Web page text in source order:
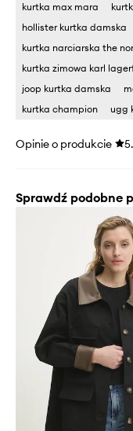
kurtka max mara
hollister kurtka damska
kurtka narciarska the
kurtka zimowa karl
joop kurtka damska
kurtka champion
ugg
Opinie o produkcie
Sprawdź podobne